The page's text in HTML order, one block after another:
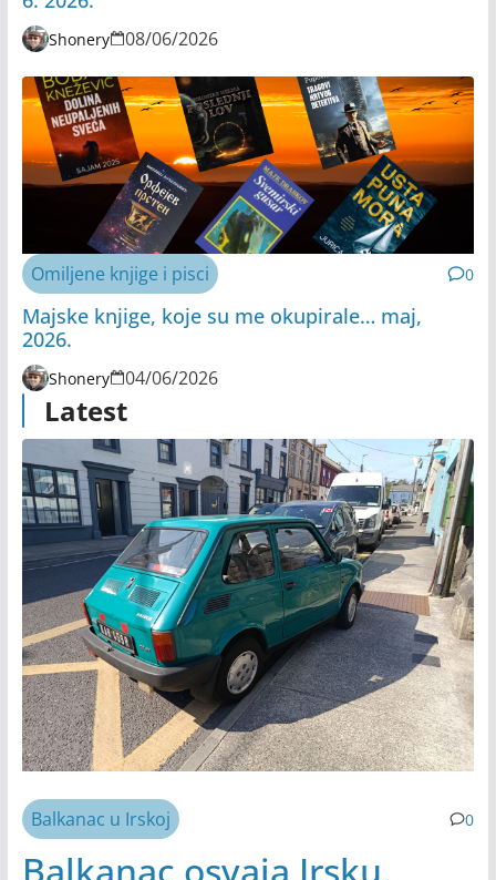
Shonery 08/06/2026
Omiljene knjige i pisci 0
Majske knjige, koje su me okupirale… maj,
2026.
Shonery 04/06/2026
Latest
Balkanac u Irskoj 0